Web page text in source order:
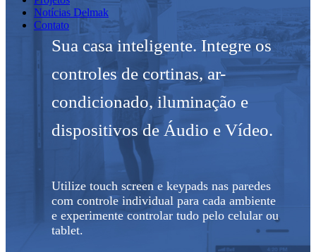
Notícias Delmak
Contato
Sua casa inteligente. Integre os
controles de cortinas, ar-
condicionado, iluminação e
dispositivos de Áudio e Vídeo.
Utilize touch screen e keypads nas paredes
com controle individual para cada ambiente
e experimente controlar tudo pelo celular ou
tablet.